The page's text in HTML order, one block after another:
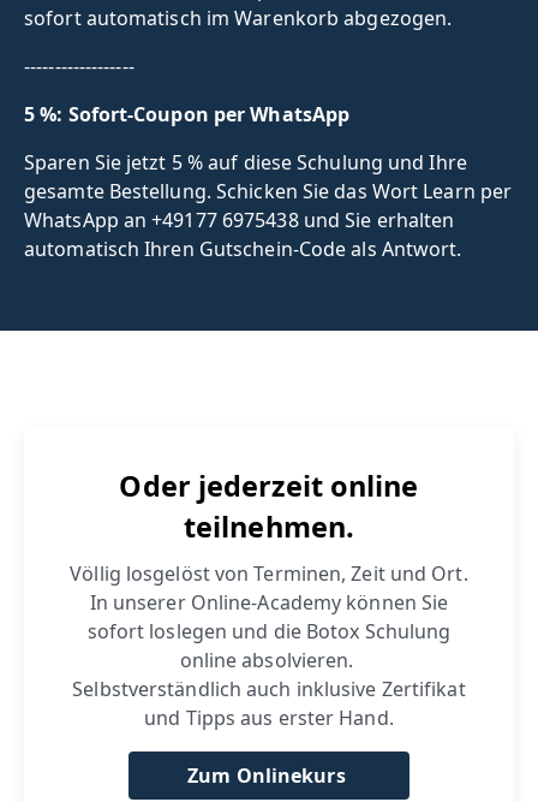
sofort automatisch im Warenkorb abgezogen.
------------------
5 %: Sofort-Coupon per WhatsApp
Sparen Sie jetzt 5 % auf diese Schulung und Ihre
gesamte Bestellung. Schicken Sie das Wort Learn per
WhatsApp an +49177 6975438 und Sie erhalten
automatisch Ihren Gutschein-Code als Antwort.
Oder jederzeit online
teilnehmen.
Völlig losgelöst von Terminen, Zeit und Ort.
In unserer Online-Academy können Sie
sofort loslegen und die Botox Schulung
online absolvieren.
Selbstverständlich auch inklusive Zertifikat
und Tipps aus erster Hand.
Zum Onlinekurs